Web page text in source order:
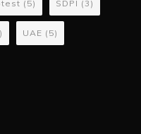
(5) SDPI (3)
UAE (5)